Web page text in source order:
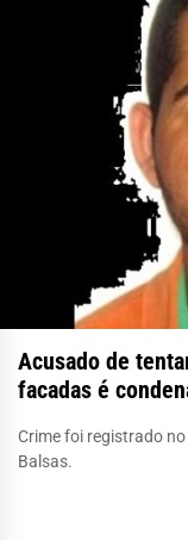
Acusado de
facadas é
Crime foi registrado
Balsas.